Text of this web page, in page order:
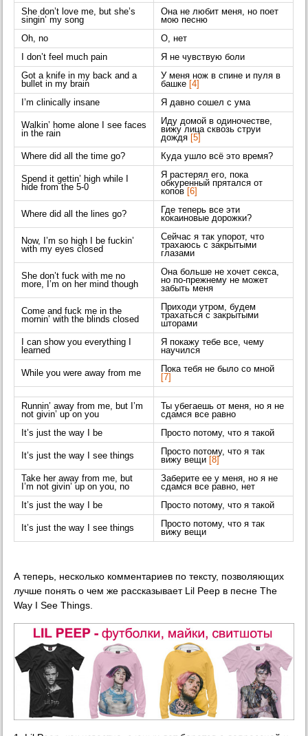
She don’t love me, but she’s
singin’ my song
Она не любит меня, но поет
мою песню
Oh, no
О, нет
I don’t feel much pain
Я не чувствую боли
Got a knife in my back and a
bullet in my brain
У меня нож в спине и пуля в
башке [4]
I’m clinically insane
Я давно сошел с ума
Walkin’ home alone I see faces
in the rain
Иду домой в одиночестве,
вижу лица сквозь струи
дождя [5]
Where did all the time go?
Куда ушло всё это время?
Spend it gettin’ high while I
hide from the 5-0
Я растерял его, пока
обкуренный прятался от
копов [6]
Where did all the lines go?
Где теперь все эти
кокаиновые дорожки?
Now, I’m so high I be fuckin’
with my eyes closed
Сейчас я так упорот, что
трахаюсь с закрытыми
глазами
She don’t fuck with me no
more, I’m on her mind though
Она больше не хочет секса,
но по-прежнему не может
забыть меня
Come and fuck me in the
mornin’ with the blinds closed
Приходи утром, будем
трахаться с закрытыми
шторами
I can show you everything I
learned
Я покажу тебе все, чему
научился
While you were away from me
Пока тебя не было со мной
[7]
Runnin’ away from me, but I’m
not givin’ up on you
Ты убегаешь от меня, но я не
сдамся все равно
It’s just the way I be
Просто потому, что я такой
It’s just the way I see things
Просто потому, что я так
вижу вещи [8]
Take her away from me, but
I’m not givin’ up on you, no
Заберите ее у меня, но я не
сдамся все равно, нет
It’s just the way I be
Просто потому, что я такой
It’s just the way I see things
Просто потому, что я так
вижу вещи
А теперь, несколько комментариев по тексту, позволяющих
лучше понять о чем же рассказывает Lil Peep в песне The
Way I See Things.